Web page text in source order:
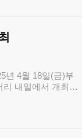
년 4월 18일(금)부
내일에서 개최된